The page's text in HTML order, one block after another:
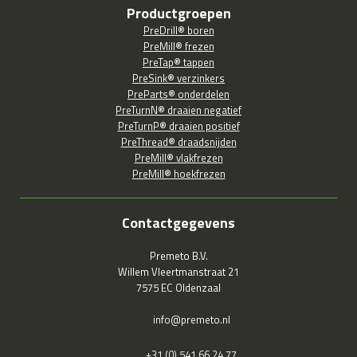
Productgroepen
PreDrill® boren
PreMill® frezen
PreTap® tappen
PreSink® verzinkers
PreParts® onderdelen
PreTurnN® draaien negatief
PreTurnP® draaien positief
PreThread® draadsnijden
PreMill® vlakfrezen
PreMill® hoekfrezen
Contactgegevens
Premeto B.V.
Willem Vleertmanstraat 21
7575 EC Oldenzaal
info@premeto.nl